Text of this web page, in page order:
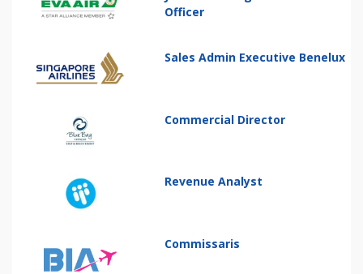
Officer
Sales Admin Executive Benelux
Commercial Director
Revenue Analyst
Commissaris